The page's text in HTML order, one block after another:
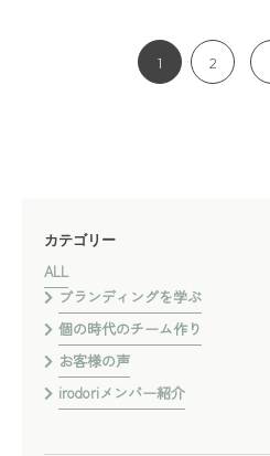
1 2
カテゴリー
ALL
ブランディングを学ぶ
個の時代のチーム作り
お客様の声
irodoriメンバー紹介